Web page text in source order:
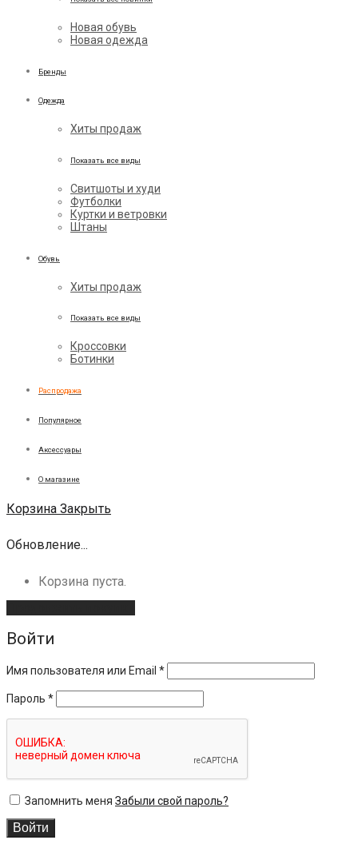
Новая обувь
Новая одежда
Бренды
Одежда
Хиты продаж
Показать все виды
Свитшоты и худи
Футболки
Куртки и ветровки
Штаны
Обувь
Хиты продаж
Показать все виды
Кроссовки
Ботинки
Распродажа
Популярное
Аксессуары
О магазине
Корзина Закрыть
Обновление...
Корзина пуста.
Войти
Имя пользователя или Email *
Пароль *
Запомнить меня Забыли свой пароль?
Войти